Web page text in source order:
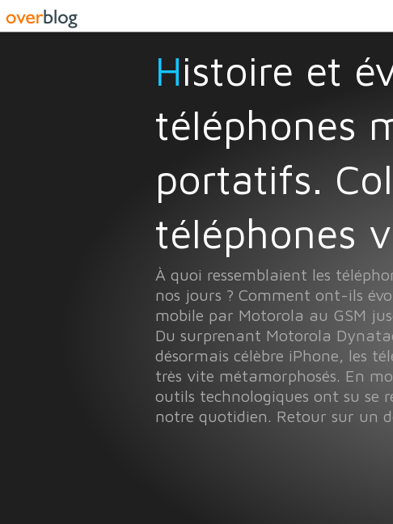
Histoire et évolution des
téléphones
portatifs.
téléphones
À quoi ressemblaient les
nos jours ? Comment ont-ils
mobile par Motorola au GSM
Du surprenant Motorola
désormais célèbre iPhone, les
très vite métamorphosés. En
outils technologiques ont su se
notre quotidien. Retour sur un